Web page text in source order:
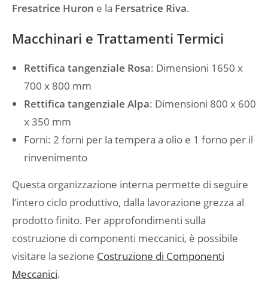
Fresatrice Huron e la Fersatrice Riva.
Macchinari e Trattamenti Termici
Rettifica tangenziale Rosa: Dimensioni 1650 x
700 x 800 mm
Rettifica tangenziale Alpa: Dimensioni 800 x 600
x 350 mm
Forni: 2 forni per la tempera a olio e 1 forno per il
rinvenimento
Questa organizzazione interna permette di seguire
l’intero ciclo produttivo, dalla lavorazione grezza al
prodotto finito. Per approfondimenti sulla
costruzione di componenti meccanici, è possibile
visitare la sezione Costruzione di Componenti
Meccanici.